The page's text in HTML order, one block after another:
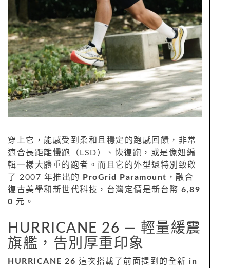
穿上它，能感受到柔和且穩定的跑感回饋，非常
適合長距離慢跑（LSD）、恢復跑，或是像妞編
輯一樣大體重的跑者。而且它的外型還特別致敬
了 2007 年推出的
ProGrid Paramount ，融合
復古美學和新世代科技，台灣定價是新台幣 6,89
0 元。
HURRICANE 26 — 輕量緩震
旗艦，告別厚重印象
HURRICANE 26 這次搭載了前面提到的全新 in